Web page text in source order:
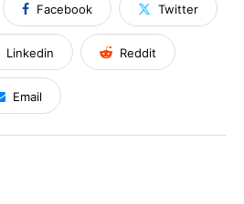
Facebook Twitter
Linkedin Reddit
Email